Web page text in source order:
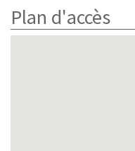
Plan d'accès